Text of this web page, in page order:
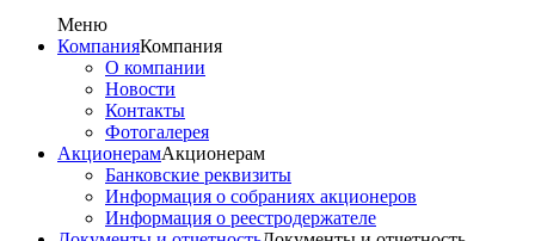
Меню
КомпанияКомпания
О компании
Новости
Контакты
Фотогалерея
АкционерамАкционерам
Банковские реквизиты
Информация о собраниях акционеров
Информация о реестродержателе